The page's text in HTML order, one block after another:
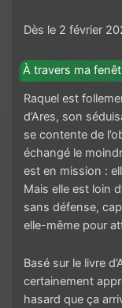
Dès le 2 février
À travers ma
Raquel est
d’Ares, son
se contente de
échangé le
est en mission :
Mais elle est loin
sans défense,
elle-même pour
Basé sur le livre
certainement
hasard que ça